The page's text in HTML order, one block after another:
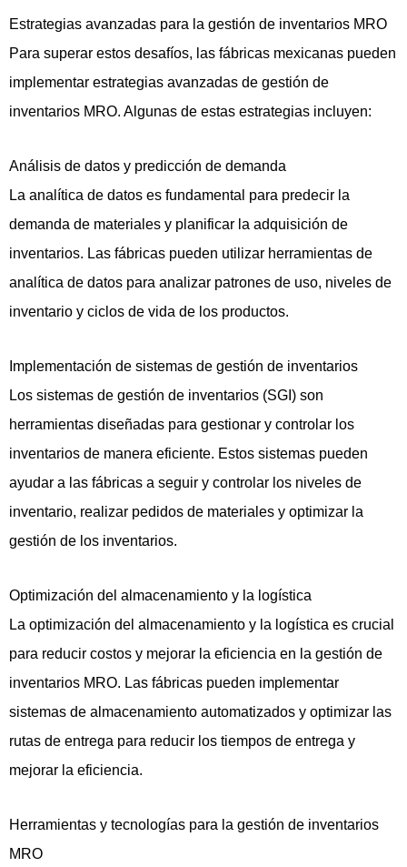
Estrategias avanzadas para la gestión de inventarios MRO
Para superar estos desafíos, las fábricas mexicanas pueden
implementar estrategias avanzadas de gestión de
inventarios MRO. Algunas de estas estrategias incluyen:
Análisis de datos y predicción de demanda
La analítica de datos es fundamental para predecir la
demanda de materiales y planificar la adquisición de
inventarios. Las fábricas pueden utilizar herramientas de
analítica de datos para analizar patrones de uso, niveles de
inventario y ciclos de vida de los productos.
Implementación de sistemas de gestión de inventarios
Los sistemas de gestión de inventarios (SGI) son
herramientas diseñadas para gestionar y controlar los
inventarios de manera eficiente. Estos sistemas pueden
ayudar a las fábricas a seguir y controlar los niveles de
inventario, realizar pedidos de materiales y optimizar la
gestión de los inventarios.
Optimización del almacenamiento y la logística
La optimización del almacenamiento y la logística es crucial
para reducir costos y mejorar la eficiencia en la gestión de
inventarios MRO. Las fábricas pueden implementar
sistemas de almacenamiento automatizados y optimizar las
rutas de entrega para reducir los tiempos de entrega y
mejorar la eficiencia.
Herramientas y tecnologías para la gestión de inventarios
MRO